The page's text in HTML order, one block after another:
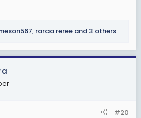
, raraa reree and 3 others
#20